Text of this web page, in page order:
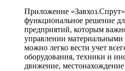
Приложение
функциональное решение
предприятий, которым
управлении
можно легко вести учет
оборудования, техники и
движение, местонахождение